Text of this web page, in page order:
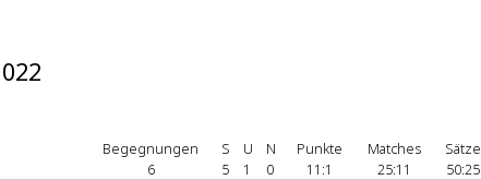
Begegnungen S U N Punkte Matches Sätze
6 5 1 0 11:1 25:11 50:25